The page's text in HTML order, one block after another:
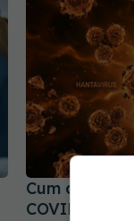
Cum
COVID-19